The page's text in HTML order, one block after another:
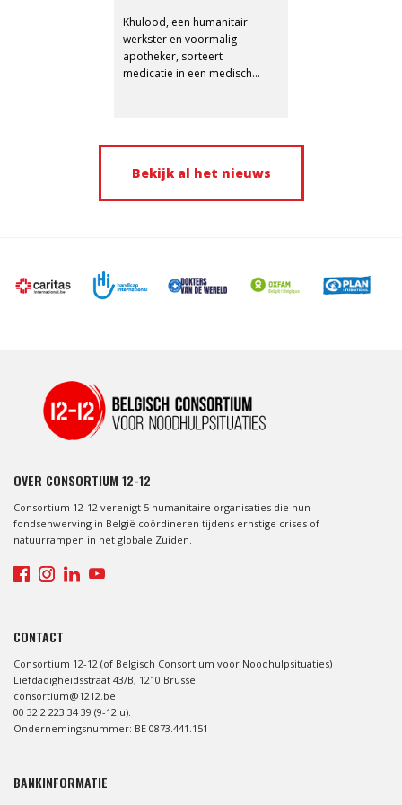
VUREN IN GAZA
Khulood, een humanitair
werkster en voormalig
apotheker, sorteert
medicatie in een medisch
Bekijk al het nieuws
OVER CONSORTIUM 12-12
Consortium 12-12 verenigt 5 humanitaire organisaties die hun
fondsenwerving in België coördineren tijdens ernstige crises of
natuurrampen in het globale Zuiden.
CONTACT
Consortium 12-12 (of Belgisch Consortium voor Noodhulpsituaties)
Liefdadigheidsstraat 43/B, 1210 Brussel
consortium@1212.be
00 32 2 223 34 39 (9-12 u).
Ondernemingsnummer: BE 0873.441.151
BANKINFORMATIE